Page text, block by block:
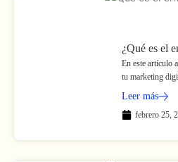
¿Qué es el
En este artículo
tu marketing
Leer más
febrero 25,